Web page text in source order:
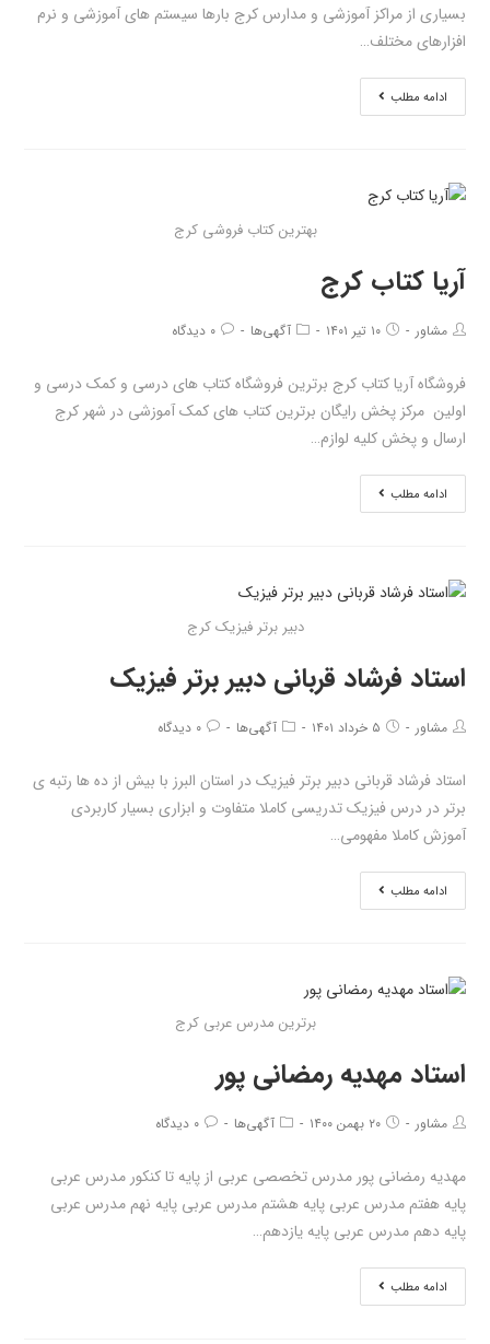
بسیاری از مراکز آموزشی و مدارس کرج بارها سیستم های آموزشی و نرم
افزارهای مختلف…
ادامه مطلب
بهترین کتاب فروشی کرج
آریا کتاب کرج
مشاور ۱۰ تیر ۱۴۰۱ آگهی‌ها ۰ دیدگاه
فروشگاه آریا کتاب کرج برترین فروشگاه کتاب های درسی و کمک درسی و
اولین مرکز پخش رایگان برترین کتاب های کمک آموزشی در شهر کرج
ارسال و پخش کلیه لوازم…
ادامه مطلب
دبیر برتر فیزیک کرج
استاد فرشاد قربانی دبیر برتر فیزیک
مشاور ۵ خرداد ۱۴۰۱ آگهی‌ها ۰ دیدگاه
استاد فرشاد قربانی دبیر برتر فیزیک در استان البرز با بیش از ده ها رتبه ی
برتر در درس فیزیک تدریسی کاملا متفاوت و ابزاری بسیار کاربردی
آموزش کاملا مفهومی…
ادامه مطلب
برترین مدرس عربی کرج
استاد مهدیه رمضانی پور
مشاور ۲۰ بهمن ۱۴۰۰ آگهی‌ها ۰ دیدگاه
مهدیه رمضانی پور مدرس تخصصی عربی از پایه تا کنکور مدرس عربی
پایه هفتم مدرس عربی پایه هشتم مدرس عربی پایه نهم مدرس عربی
پایه دهم مدرس عربی پایه یازدهم…
ادامه مطلب